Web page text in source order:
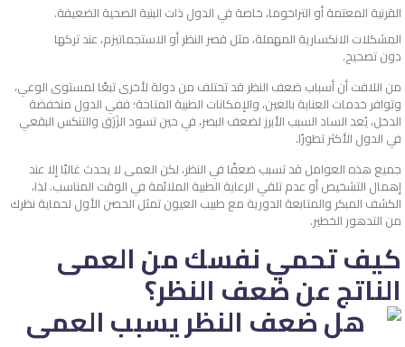
القرنية المعتمة أو التراخوما، خاصة في الدول ذات البنية الصحية الضعيفة.
المشكلات الانكسارية المهملة، مثل قصر النظر أو الاستجماتيزم، عند تركها
دون تصحيح.
من اللافت أن أسباب ضعف النظر قد تختلف من دولة لأخرى تبعًا لمستوى الوعي،
وتوافر خدمات العناية بالعين، والإمكانات الطبية المتاحة؛ ففي الدول منخفضة
الدخل، يُعد الساد السبب الأبرز لضعف البصر، في حين تسود الزَرَق والتنكس البقعي
في الدول الأكثر تطورًا.
جميع هذه العوامل قد تسبب ضعفًا في النظر، لكن العمى لا يحدث غالبًا إلا عند
إهمال التشخيص أو عدم تلقي الرعاية الطبية الملائمة في الوقت المناسب. لذا،
الكشف المبكر والمتابعة الدورية مع طبيب العيون تمثل الحصن الأول لحماية نظرك
من التدهور الخطير.
كيف تحمي نفسك من العمى
الناتج عن ضعف النظر؟